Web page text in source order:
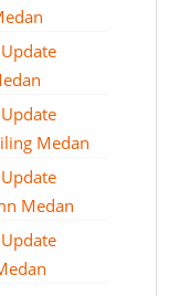
Medan
Medan